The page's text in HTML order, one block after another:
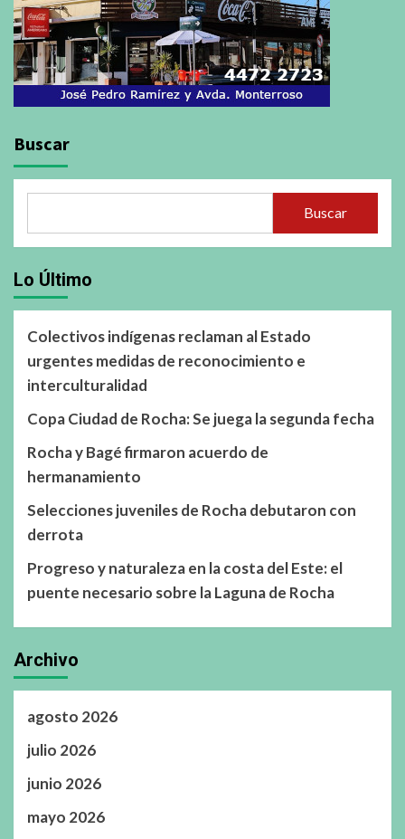
Buscar
Buscar
Lo Último
Colectivos indígenas reclaman al Estado
urgentes medidas de reconocimiento e
interculturalidad
Copa Ciudad de Rocha: Se juega la segunda fecha
Rocha y Bagé firmaron acuerdo de
hermanamiento
Selecciones juveniles de Rocha debutaron con
derrota
Progreso y naturaleza en la costa del Este: el
puente necesario sobre la Laguna de Rocha
Archivo
agosto 2026
julio 2026
junio 2026
mayo 2026